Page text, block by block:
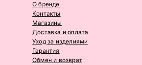
О бренде
Контакты
Магазины
Доставка и оплата
Уход за изделиями
Гарантия
Обмен и возврат